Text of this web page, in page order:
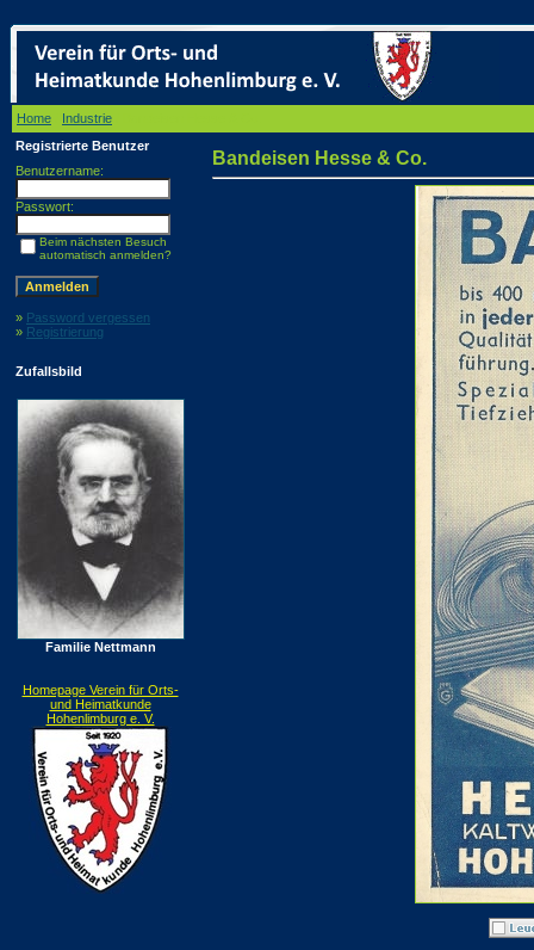
Home Industrie
Registrierte Benutzer
Benutzername:
Passwort:
Beim nächsten Besuch
automatisch anmelden?
» Password vergessen
» Registrierung
Zufallsbild
Familie Nettmann
Homepage Verein für Orts-
und Heimatkunde
Hohenlimburg e. V.
Bandeisen Hesse & Co.